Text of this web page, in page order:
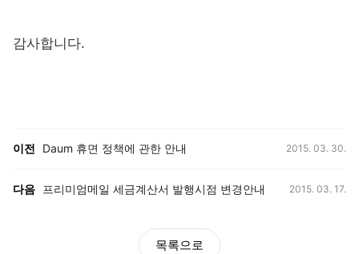
감사합니다.
이전 Daum 휴면 정책에 관한 안내 2015. 03. 30.
다음 프리미엄메일 세금계산서 발행시점 변경안내 2015. 03. 17.
목록으로